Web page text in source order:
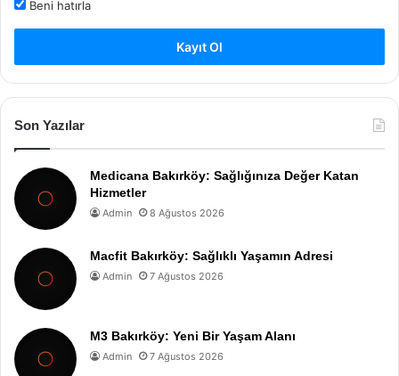
Beni hatırla
Kayıt Ol
Son Yazılar
Medicana Bakırköy: Sağlığınıza Değer Katan
Hizmetler
Admin 8 Ağustos 2026
Macfit Bakırköy: Sağlıklı Yaşamın Adresi
Admin 7 Ağustos 2026
M3 Bakırköy: Yeni Bir Yaşam Alanı
Admin 7 Ağustos 2026